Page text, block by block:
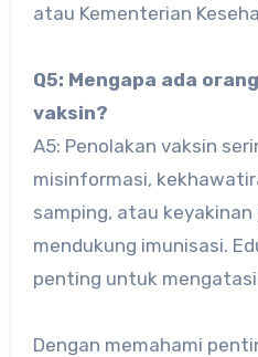
atau Kementerian
Q5: Mengapa ada
vaksin?
A5: Penolakan vaksin
misinformasi,
samping, atau
mendukung imunisasi.
penting untuk
Dengan memahami